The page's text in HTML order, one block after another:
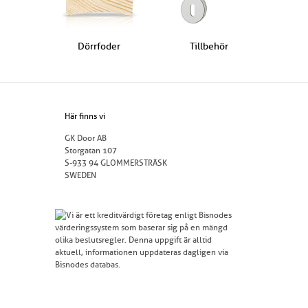
Dörrfoder Tillbehör
Här finns vi
GK Door AB
Storgatan 107
S-933 94 GLOMMERSTRÄSK
SWEDEN